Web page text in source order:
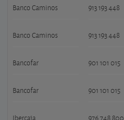
Banco Caminos 913 193 448
Banco Caminos 913 193 448
Bancofar 901 101 015
Bancofar 901 101 015
Ibercaja 976 748 800